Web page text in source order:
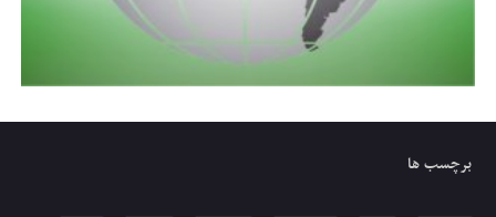
برچسب ها